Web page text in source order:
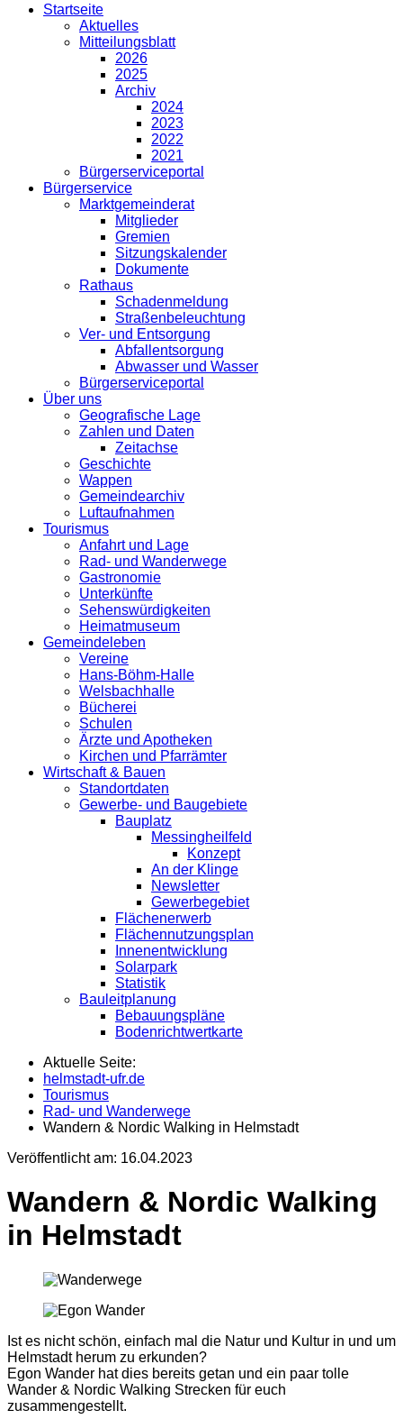
Startseite
Aktuelles
Mitteilungsblatt
2026
2025
Archiv
2024
2023
2022
2021
Bürgerserviceportal
Bürgerservice
Marktgemeinderat
Mitglieder
Gremien
Sitzungskalender
Dokumente
Rathaus
Schadenmeldung
Straßenbeleuchtung
Ver- und Entsorgung
Abfallentsorgung
Abwasser und Wasser
Bürgerserviceportal
Über uns
Geografische Lage
Zahlen und Daten
Zeitachse
Geschichte
Wappen
Gemeindearchiv
Luftaufnahmen
Tourismus
Anfahrt und Lage
Rad- und Wanderwege
Gastronomie
Unterkünfte
Sehenswürdigkeiten
Heimatmuseum
Gemeindeleben
Vereine
Hans-Böhm-Halle
Welsbachhalle
Bücherei
Schulen
Ärzte und Apotheken
Kirchen und Pfarrämter
Wirtschaft & Bauen
Standortdaten
Gewerbe- und Baugebiete
Bauplatz
Messingheilfeld
Konzept
An der Klinge
Newsletter
Gewerbegebiet
Flächenerwerb
Flächennutzungsplan
Innenentwicklung
Solarpark
Statistik
Bauleitplanung
Bebauungspläne
Bodenrichtwertkarte
Aktuelle Seite:
helmstadt-ufr.de
Tourismus
Rad- und Wanderwege
Wandern & Nordic Walking in Helmstadt
Veröffentlicht am: 16.04.2023
Wandern & Nordic Walking
in Helmstadt
Ist es nicht schön, einfach mal die Natur und Kultur in und um
Helmstadt herum zu erkunden?
Egon Wander hat dies bereits getan und ein paar tolle
Wander & Nordic Walking Strecken für euch
zusammengestellt.